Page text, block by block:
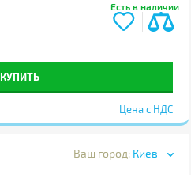
Есть в наличии
КУПИТЬ
Цена с НДС
Ваш город: Киев